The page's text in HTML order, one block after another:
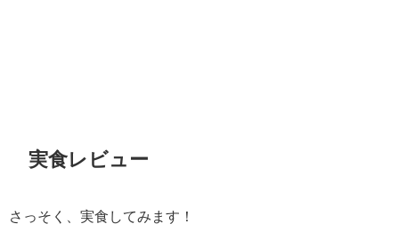
実食レビュー
さっそく、実食してみます！